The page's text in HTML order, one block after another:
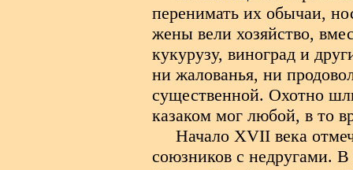
перенимать их обычаи,
жены вели хозяйство,
кукурузу, виноград и
ни жалованья, ни
существенной. Охотно
казаком мог любой, в то
Начало XVII века
союзников с недругами. В